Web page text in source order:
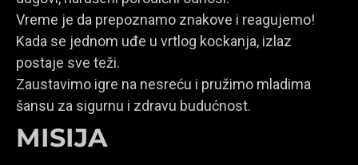
Vreme je da prepoznamo znakove i reagujemo!
Kada se jednom uđe u vrtlog kockanja, izlaz
postaje sve teži.
Zaustavimo igre na nesreću i pružimo mladima
šansu za sigurnu i zdravu budućnost.
MISIJA